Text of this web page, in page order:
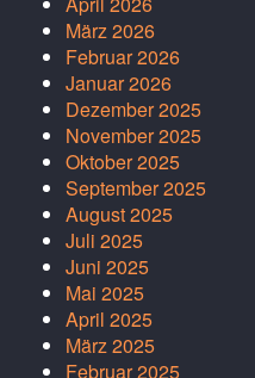
März 2026
Februar 2026
Januar 2026
Dezember 2025
November 2025
Oktober 2025
September 2025
August 2025
Juli 2025
Juni 2025
Mai 2025
April 2025
März 2025
Februar 2025